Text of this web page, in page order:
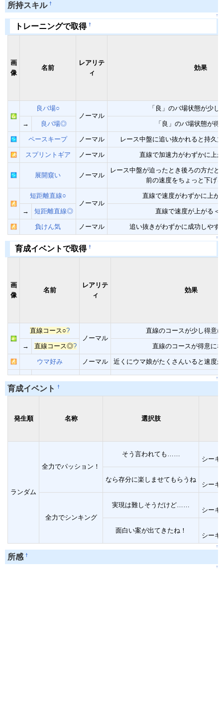
所持スキル †
↑
トレーニングで取得 †
画
像
名前
レアリテ
ィ
効果
良バ場○
ノーマル
「良」のバ場状態が少し
→ 良バ場◎ 「良」のバ場状態が得
ペースキープ ノーマル レース中盤に追い抜かれると持久
スプリントギア ノーマル 直線で加速力がわずかに上
展開窺い ノーマル
レース中盤が迫ったとき後ろの方だ
前の速度をちょっと下げ
短距離直線○
ノーマル
直線で速度がわずかに上が
→ 短距離直線◎ 直線で速度が上がる＜
負けん気 ノーマル 追い抜きがわずかに成功しやす
↑
育成イベントで取得 †
画
像
名前
レアリテ
ィ
効果
直線コース○?
ノーマル
直線のコースが少し得意
→ 直線コース◎? 直線のコースが得意に
ウマ好み ノーマル 近くにウマ娘がたくさんいると速度
↑
育成イベント †
発生順 名称 選択肢
ランダム
全力でパッション！
そう言われても……
シーキ
なら存分に楽しませてもらうね
シーキ
全力でシンキング
実現は難しそうだけど……
シーキ
面白い案が出てきたね！
シーキ
↑
所感 †
↑